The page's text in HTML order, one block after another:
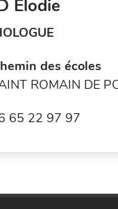
Elodie
des écoles
ROMAIN DE
65 22 97 97